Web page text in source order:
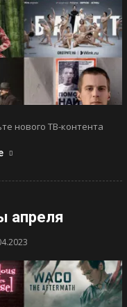
нового ТВ-контента
апреля